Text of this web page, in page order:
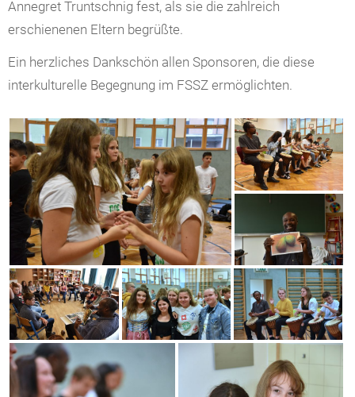
Annegret Truntschnig fest, als sie die zahlreich
erschienenen Eltern begrüßte.
Ein herzliches Dankschön allen Sponsoren, die diese
interkulturelle Begegnung im FSSZ ermöglichten.